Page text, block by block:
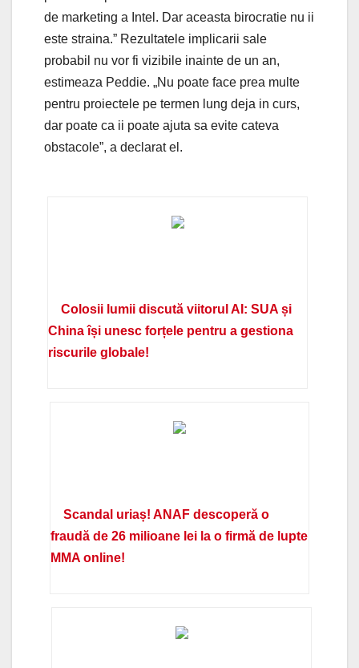
de marketing a Intel. Dar aceasta birocratie nu ii
este straina.” Rezultatele implicarii sale
probabil nu vor fi vizibile inainte de un an,
estimeaza Peddie. „Nu poate face prea multe
pentru proiectele pe termen lung deja in curs,
dar poate ca ii poate ajuta sa evite cateva
obstacole”, a declarat el.
Colosii lumii discută viitorul AI: SUA și
China își unesc forțele pentru a gestiona
riscurile globale!
Scandal uriaș! ANAF descoperă o
fraudă de 26 milioane lei la o firmă de lupte
MMA online!